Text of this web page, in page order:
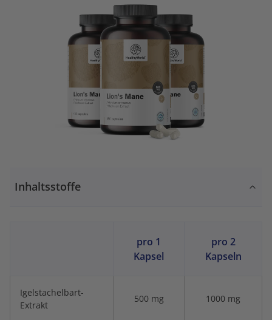
Inhaltsstoffe
pro 1
Kapsel
pro 2
Kapseln
Igelstachelbart-
Extrakt
500 mg 1000 mg